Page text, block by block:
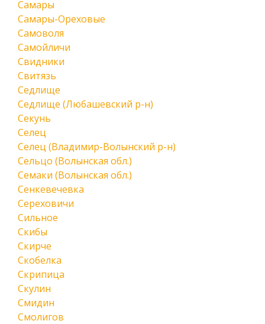
Самары
Самары-Ореховые
Самоволя
Самойличи
Свидники
Свитязь
Седлище
Седлище (Любашевский р-н)
Секунь
Селец
Селец (Владимир-Волынский р-н)
Сельцо (Волынская обл.)
Семаки (Волынская обл.)
Сенкевечевка
Сереховичи
Сильное
Скибы
Скирче
Скобелка
Скрипица
Скулин
Смидин
Смолигов